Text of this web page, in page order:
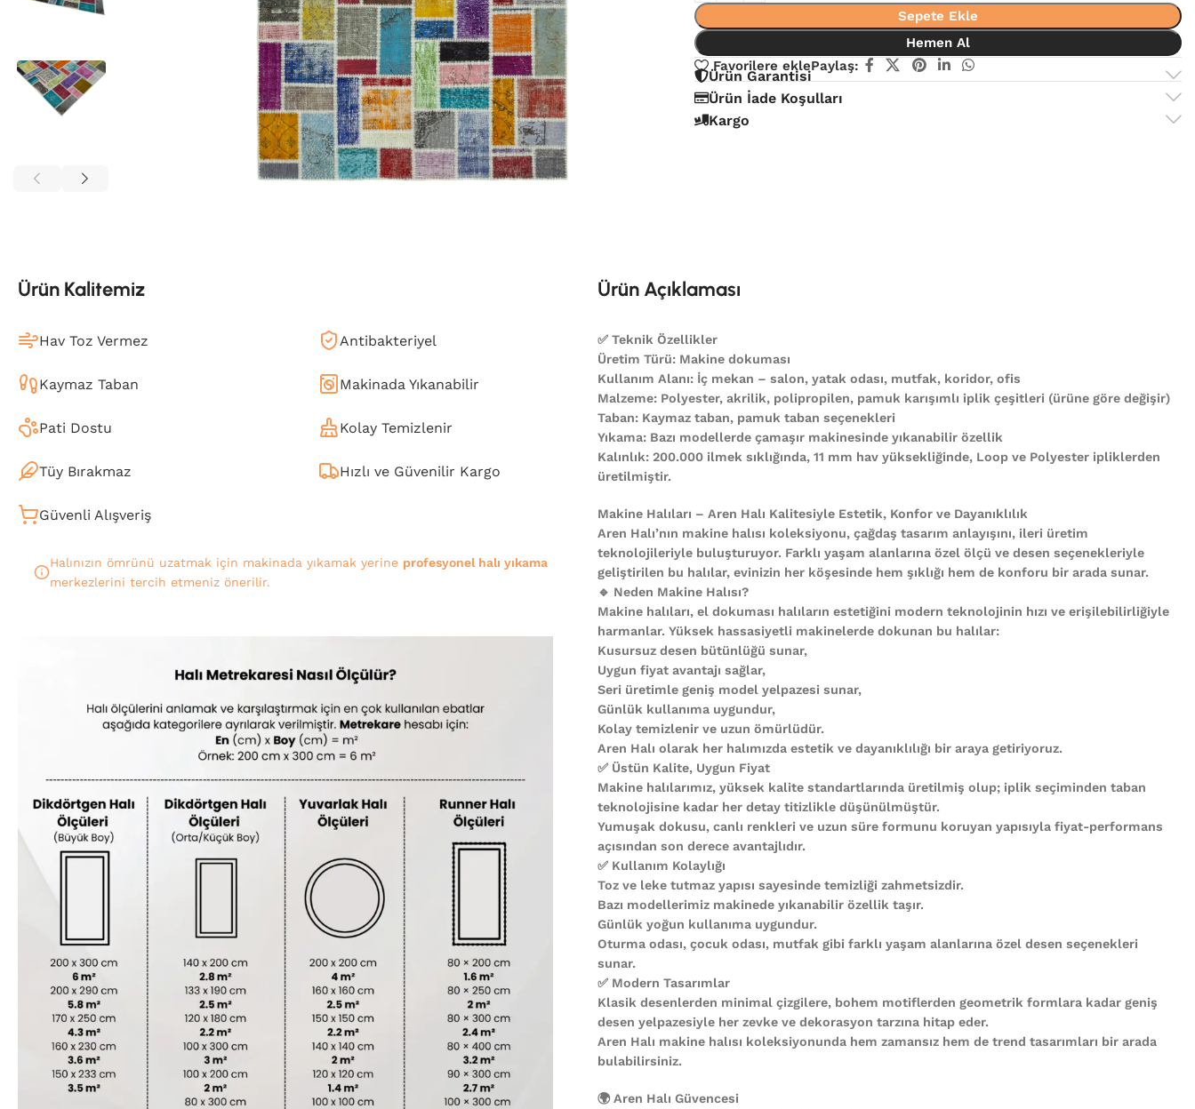
Sepete Ekle
Hemen Al
Favorilere eklePaylaş:
Ürün Garantisi
Ürün İade Koşulları
Kargo
Ürün Kalitemiz
Hav Toz Vermez Antibakteriyel
Kaymaz Taban Makinada Yıkanabilir
Pati Dostu Kolay Temizlenir
Tüy Bırakmaz Hızlı ve Güvenilir Kargo
Güvenli Alışveriş
Halınızın ömrünü uzatmak için makinada yıkamak yerine profesyonel halı yıkama
merkezlerini tercih etmeniz önerilir.
Ürün Açıklaması
✅ Teknik Özellikler
Üretim Türü: Makine dokuması
Kullanım Alanı: İç mekan – salon, yatak odası, mutfak, koridor, ofis
Malzeme: Polyester, akrilik, polipropilen, pamuk karışımlı iplik çeşitleri (ürüne göre değişir)
Taban: Kaymaz taban, pamuk taban seçenekleri
Yıkama: Bazı modellerde çamaşır makinesinde yıkanabilir özellik
Kalınlık: 200.000 ilmek sıklığında, 11 mm hav yüksekliğinde, Loop ve Polyester ipliklerden
üretilmiştir.
Makine Halıları – Aren Halı Kalitesiyle Estetik, Konfor ve Dayanıklılık
Aren Halı’nın makine halısı koleksiyonu, çağdaş tasarım anlayışını, ileri üretim
teknolojileriyle buluşturuyor. Farklı yaşam alanlarına özel ölçü ve desen seçenekleriyle
geliştirilen bu halılar, evinizin her köşesinde hem şıklığı hem de konforu bir arada sunar.
🔹 Neden Makine Halısı?
Makine halıları, el dokuması halıların estetiğini modern teknolojinin hızı ve erişilebilirliğiyle
harmanlar. Yüksek hassasiyetli makinelerde dokunan bu halılar:
Kusursuz desen bütünlüğü sunar,
Uygun fiyat avantajı sağlar,
Seri üretimle geniş model yelpazesi sunar,
Günlük kullanıma uygundur,
Kolay temizlenir ve uzun ömürlüdür.
Aren Halı olarak her halımızda estetik ve dayanıklılığı bir araya getiriyoruz.
✅ Üstün Kalite, Uygun Fiyat
Makine halılarımız, yüksek kalite standartlarında üretilmiş olup; iplik seçiminden taban
teknolojisine kadar her detay titizlikle düşünülmüştür.
Yumuşak dokusu, canlı renkleri ve uzun süre formunu koruyan yapısıyla fiyat-performans
açısından son derece avantajlıdır.
✅ Kullanım Kolaylığı
Toz ve leke tutmaz yapısı sayesinde temizliği zahmetsizdir.
Bazı modellerimiz makinede yıkanabilir özellik taşır.
Günlük yoğun kullanıma uygundur.
Oturma odası, çocuk odası, mutfak gibi farklı yaşam alanlarına özel desen seçenekleri
sunar.
✅ Modern Tasarımlar
Klasik desenlerden minimal çizgilere, bohem motiflerden geometrik formlara kadar geniş
desen yelpazesiyle her zevke ve dekorasyon tarzına hitap eder.
Aren Halı makine halısı koleksiyonunda hem zamansız hem de trend tasarımları bir arada
bulabilirsiniz.
🌍 Aren Halı Güvencesi